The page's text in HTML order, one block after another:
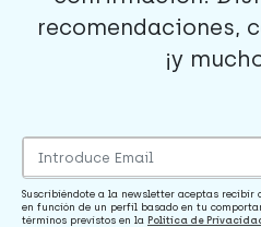
recomendaciones,
¡y
Suscribiéndote a la newsletter aceptas recibir
en función de un perfil basado en tu
términos previstos en la Política de